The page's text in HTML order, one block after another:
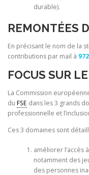
durable).
REMONTÉES
En précisant le nom de la
contributions par mail à
FOCUS SUR LE
La Commission
du FSE dans les 3 grands
professionnelle et
Ces 3 domaines sont
améliorer l’accès
notamment des
des personnes